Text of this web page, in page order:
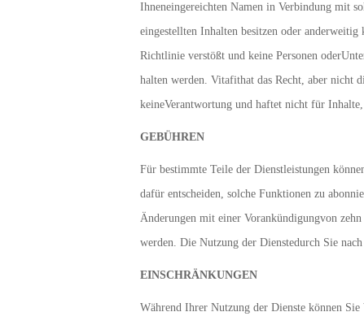
Ihneneingereichten Namen in Verbindung mit
eingestellten Inhalten besitzen oder
Richtlinie verstößt und keine Personen
halten werden. Vitafithat das Recht, aber nicht
keineVerantwortung und haftet nicht für
GEBÜHREN
Für bestimmte Teile der Dienstleistungen
dafür entscheiden, solche Funktionen zu
Änderungen mit einer Vorankündigungvon
werden. Die Nutzung der Dienstedurch Sie
EINSCHRÄNKUNGEN
Während Ihrer Nutzung der Dienste können